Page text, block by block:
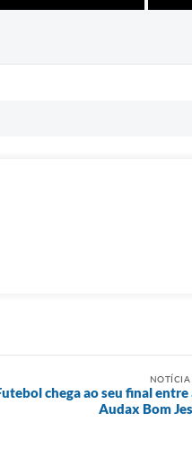
NOTÍCIA
chega ao seu final entre
Audax Bom